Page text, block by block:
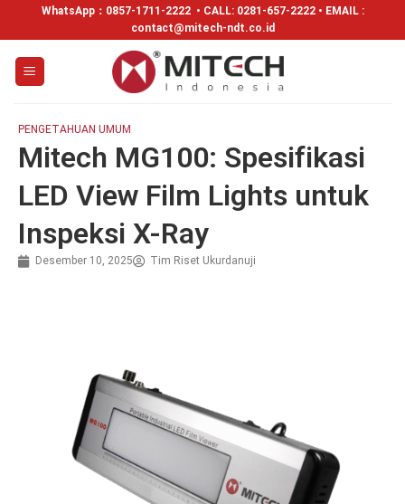
WhatsApp： 0857-1711-2222 • CALL: 0281-657-2222 • EMAIL :
contact@mitech-ndt.co.id
PENGETAHUAN UMUM
Mitech MG100: Spesifikasi
LED View Film Lights untuk
Inspeksi X-Ray
Desember 10, 2025 Tim Riset Ukurdanuji